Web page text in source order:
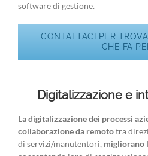
software di gestione.
CONTATTACI PER
CHE FA
Digitalizzazione e
La digitalizzazione dei processi
collaborazione da remototra
di servizi/manutentori, migliorano